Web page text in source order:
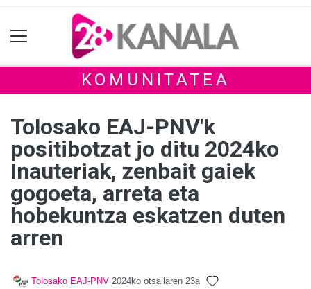
KOMUNITATEA
Tolosako EAJ-PNV'k
positibotzat jo ditu 2024ko
Inauteriak, zenbait gaiek
gogoeta, arreta eta
hobekuntza eskatzen duten
arren
Tolosako EAJ-PNV 2024ko otsailaren 23a